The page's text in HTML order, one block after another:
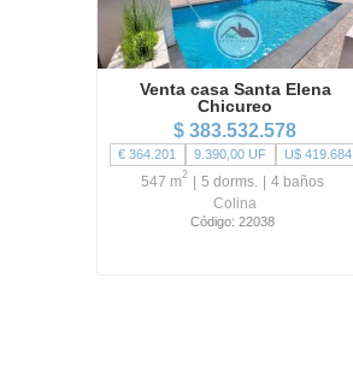
Venta casa Santa Elena
Chicureo
$ 383.532.578
€ 364.201 9.390,00 UF U$ 419.684
547 m2 5 dorms. 4 baños
Colina
Código: 22038